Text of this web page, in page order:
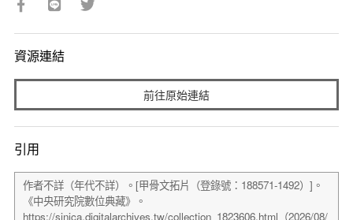
資源連結
前往原始連結
引用